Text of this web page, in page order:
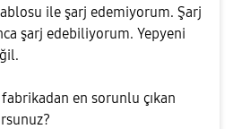
ile şarj edemiyorum. Şarj
şarj edebiliyorum. Yepyeni
en sorunlu çıkan